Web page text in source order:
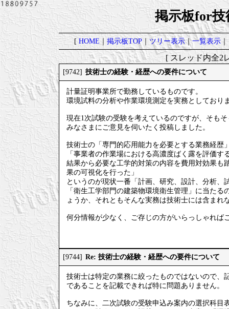
掲示板for技
[HOME｜掲示板TOP｜ツリー表示｜一覧表示｜
[ スレッド内全
[9742] 技術士の経験・経歴への要件について
計量証明事業所で勤務しているものです。
環境試料の分析や作業環境測定を実務としており
現在1次試験の受験を考えているのですが、そも
みなさまにご意見を伺いたく投稿しました。
技術士の「専門的応用能力を必要とする業務経歴
「事業者の作業場における高濃度ばく露を評価
結果から必要な工学的対策の内容を費用対効果も
果の可視化を行った」
というのが現状一番「計画、研究、設計、分析
「衛生工学部門の建築物環境衛生管理」に当た
ょうか、それともそんな実務は技術士には含まれ
何分情報が少なく、ご存じの方がいらっしゃれば
[9744] Re: 技術士の経験・経歴への要件について
技術士は特定の業務に絞ったものではないので、
であることを記載できれば特に問題ありません。
ちなみに、二次試験の受験申込み案内の選択科